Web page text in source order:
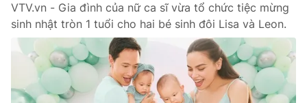
VTV.vn - Gia đình của nữ ca sĩ vừa tổ chức tiệc mừng
sinh nhật tròn 1 tuổi cho hai bé sinh đôi Lisa và Leon.